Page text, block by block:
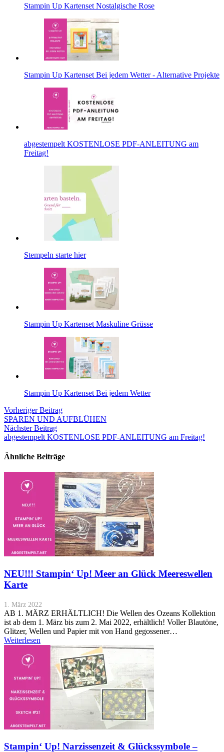
Stampin Up Kartenset Nostalgische Rose
Stampin Up Kartenset Bei jedem Wetter - Alternative Projekte
abgestempelt KOSTENLOSE PDF-ANLEITUNG am
Freitag!
Stempeln starte hier
Stampin Up Kartenset Maskuline Grüsse
Stampin Up Kartenset Bei jedem Wetter
Vorheriger Beitrag
SPAREN UND AUFBLÜHEN
Nächster Beitrag
abgestempelt KOSTENLOSE PDF-ANLEITUNG am Freitag!
Ähnliche Beiträge
NEU!!! Stampin‘ Up! Meer an Glück Meereswellen
Karte
1. März 2022
AB 1. MÄRZ ERHÄLTLICH! Die Wellen des Ozeans Kollektion
ist ab dem 1. März bis zum 2. Mai 2022, erhältlich! Voller Blautöne,
Glitzer, Wellen und Papier mit von Hand gegossener…
Weiterlesen
Stampin‘ Up! Narzissenzeit & Glückssymbole –